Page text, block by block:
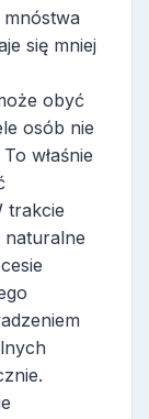
się mniej
obyć
osób nie
właśnie
trakcie
naturalne